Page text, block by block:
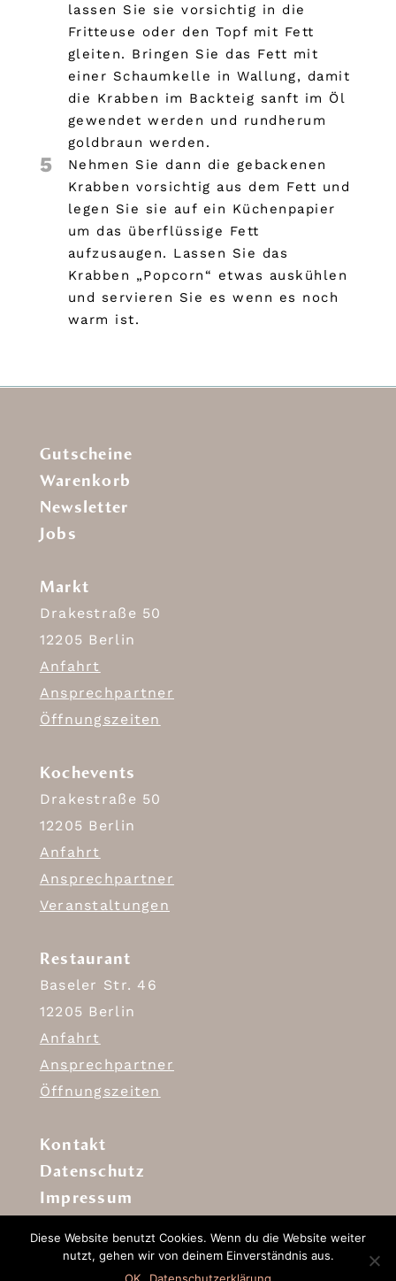
lassen Sie sie vorsichtig in die
Fritteuse oder den Topf mit Fett
gleiten. Bringen Sie das Fett mit
einer Schaumkelle in Wallung, damit
die Krabben im Backteig sanft im Öl
gewendet werden und rundherum
goldbraun werden.
5
Nehmen Sie dann die gebackenen
Krabben vorsichtig aus dem Fett und
legen Sie sie auf ein Küchenpapier
um das überflüssige Fett
aufzusaugen. Lassen Sie das
Krabben „Popcorn“ etwas auskühlen
und servieren Sie es wenn es noch
warm ist.
Gutscheine
Warenkorb
Newsletter
Jobs
Markt
Drakestraße 50
12205 Berlin
Anfahrt
Ansprechpartner
Öffnungszeiten
Kochevents
Drakestraße 50
12205 Berlin
Anfahrt
Ansprechpartner
Veranstaltungen
Restaurant
Baseler Str. 46
12205 Berlin
Anfahrt
Ansprechpartner
Öffnungszeiten
Kontakt
Datenschutz
Impressum
Diese Website benutzt Cookies. Wenn du die Website weiter
nutzt, gehen wir von deinem Einverständnis aus.